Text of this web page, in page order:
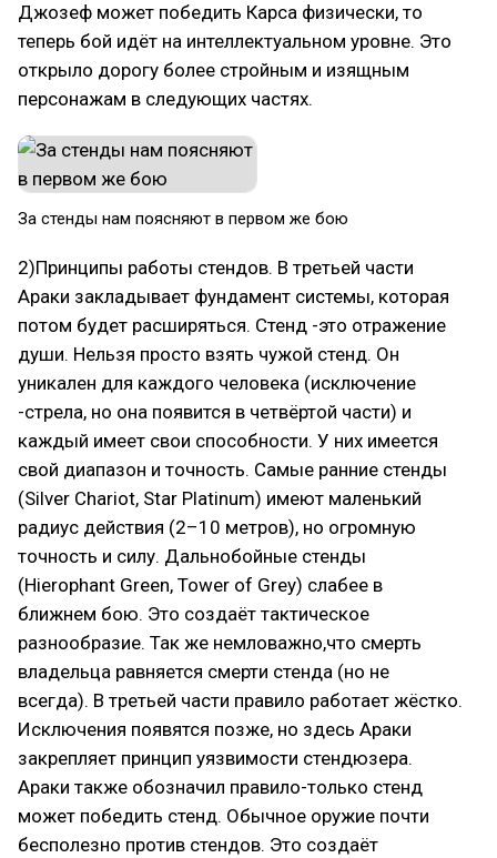
Джозеф может победить Карса физически, то
теперь бой идёт на интеллектуальном уровне. Это
открыло дорогу более стройным и изящным
персонажам в следующих частях.
За стенды нам поясняют в первом же бою
2)Принципы работы стендов. В третьей части
Араки закладывает фундамент системы, которая
потом будет расширяться. Стенд -это отражение
души. Нельзя просто взять чужой стенд. Он
уникален для каждого человека (исключение
-стрела, но она появится в четвёртой части) и
каждый имеет свои способности. У них имеется
свой диапазон и точность. Самые ранние стенды
(Silver Chariot, Star Platinum) имеют маленький
радиус действия (2–10 метров), но огромную
точность и силу. Дальнобойные стенды
(Hierophant Green, Tower of Grey) слабее в
ближнем бою. Это создаёт тактическое
разнообразие. Так же немловажно,что смерть
владельца равняется смерти стенда (но не
всегда). В третьей части правило работает жёстко.
Исключения появятся позже, но здесь Араки
закрепляет принцип уязвимости стендюзера.
Араки также обозначил правило-только стенд
может победить стенд. Обычное оружие почти
бесполезно против стендов. Это создаёт